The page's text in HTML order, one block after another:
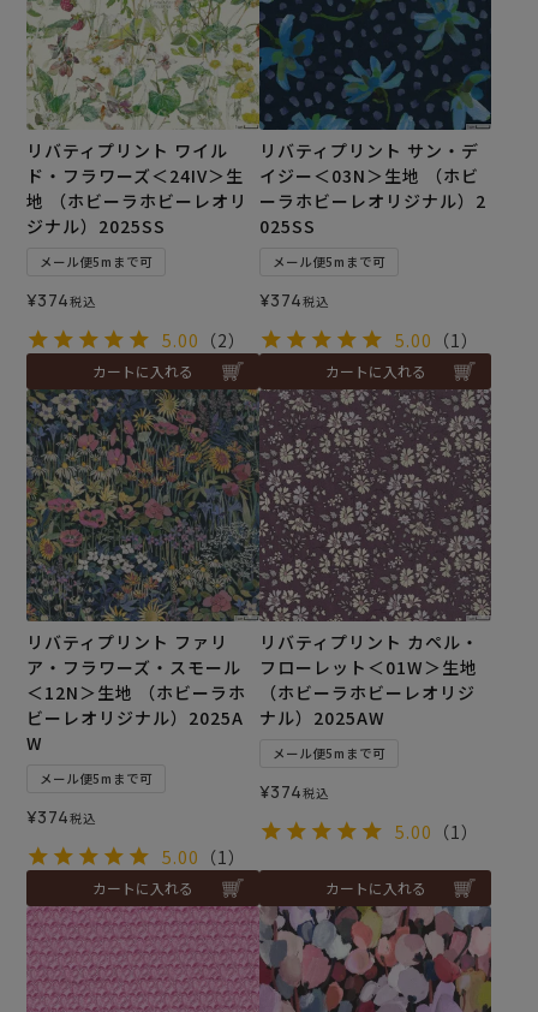
リバティプリント ワイル
ド・フラワーズ＜24IV＞生
地 （ホビーラホビーレオリ
ジナル）2025SS
メール便5mまで可
¥374税込
5.00 （2）
カートに入れる
リバティプリント サン・デ
イジー＜03N＞生地 （ホビ
ーラホビーレオリジナル）2
025SS
メール便5mまで可
¥374税込
5.00 （1）
カートに入れる
リバティプリント ファリ
ア・フラワーズ・スモール
＜12N＞生地 （ホビーラホ
ビーレオリジナル）2025A
W
メール便5mまで可
¥374税込
5.00 （1）
カートに入れる
リバティプリント カペル・
フローレット＜01W＞生地
（ホビーラホビーレオリジ
ナル）2025AW
メール便5mまで可
¥374税込
5.00 （1）
カートに入れる